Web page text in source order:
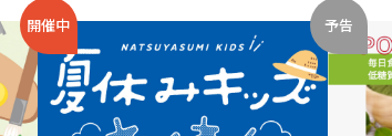
開催中 予告